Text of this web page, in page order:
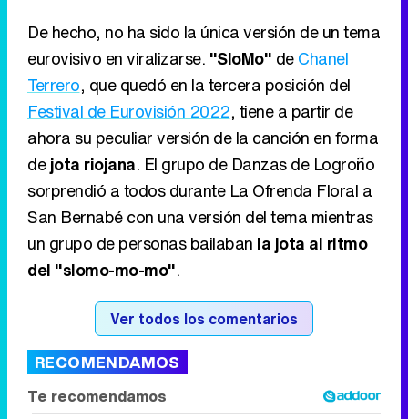
De hecho, no ha sido la única versión de un tema
eurovisivo en viralizarse. "SloMo" deChanel
Terrero, que quedó en la tercera posición del
Festival de Eurovisión 2022, tiene a partir de
ahora su peculiar versión de la canción en forma
dejota riojana. El grupo de Danzas de Logroño
sorprendió a todos durante La Ofrenda Floral a
San Bernabé con una versión del tema mientras
un grupo de personas bailaban la jota al ritmo
del "slomo-mo-mo".
Ver todos los comentarios
RECOMENDAMOS